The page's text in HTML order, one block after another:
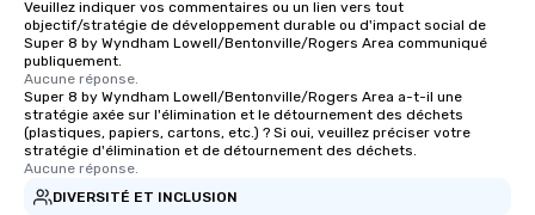
Veuillez indiquer vos commentaires ou un lien vers tout
objectif/stratégie de développement durable ou d'impact social de
Super 8 by Wyndham Lowell/Bentonville/Rogers Area communiqué
publiquement.
Aucune réponse.
Super 8 by Wyndham Lowell/Bentonville/Rogers Area a-t-il une
stratégie axée sur l'élimination et le détournement des déchets
(plastiques, papiers, cartons, etc.) ? Si oui, veuillez préciser votre
stratégie d'élimination et de détournement des déchets.
Aucune réponse.
DIVERSITÉ ET INCLUSION